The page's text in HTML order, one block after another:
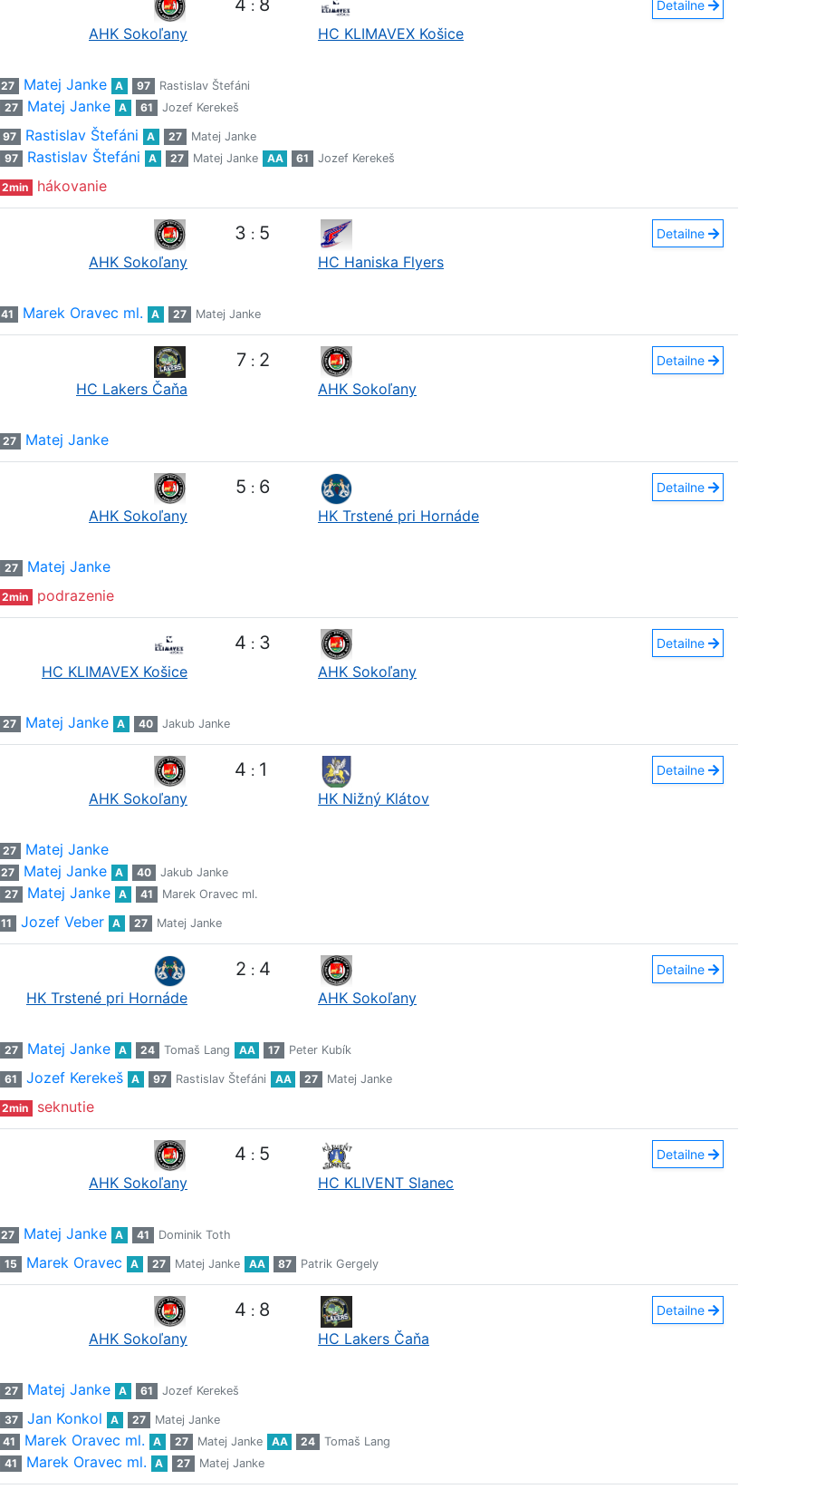
AHK Sokoľany
4 : 8
HC KLIMAVEX Košice
Detailne
27 Matej Janke A 97
Rastislav Štefáni
27 Matej Janke A 61 Jozef Kerekeš
97 Rastislav Štefáni A 27
Matej Janke
97 Rastislav Štefáni A 27 Matej Janke AA 61 Jozef Kerekeš
2min hákovanie
AHK Sokoľany
3 : 5
HC Haniska Flyers
Detailne
41 Marek Oravec ml. A 27 Matej Janke
HC Lakers Čaňa
7 : 2
AHK Sokoľany
Detailne
27 Matej Janke
AHK Sokoľany
5 : 6
HK Trstené pri Hornáde
Detailne
27 Matej Janke
2min podrazenie
HC KLIMAVEX Košice
4 : 3
AHK Sokoľany
Detailne
27 Matej Janke A 40 Jakub Janke
AHK Sokoľany
4 : 1
HK Nižný Klátov
Detailne
27 Matej Janke
27 Matej Janke A 40
Jakub Janke
27 Matej Janke A 41 Marek Oravec ml.
11 Jozef Veber A 27 Matej Janke
HK Trstené pri Hornáde
2 : 4
AHK Sokoľany
Detailne
27 Matej Janke A 24 Tomaš Lang AA 17 Peter Kubík
61 Jozef Kerekeš A 97 Rastislav Štefáni AA 27 Matej Janke
2min seknutie
AHK Sokoľany
4 : 5
HC KLIVENT Slanec
Detailne
27 Matej Janke A 41 Dominik Toth
15 Marek Oravec A 27 Matej Janke AA 87 Patrik Gergely
AHK Sokoľany
4 : 8
HC Lakers Čaňa
Detailne
27 Matej Janke A 61 Jozef Kerekeš
37 Jan Konkol A 27
Matej Janke
41 Marek Oravec ml. A 27 Matej Janke AA 24
Tomaš Lang
41 Marek Oravec ml. A 27 Matej Janke